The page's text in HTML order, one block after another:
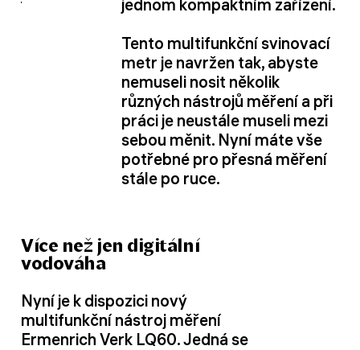
jednom kompaktním zařízení.
Tento multifunkční svinovací
metr je navržen tak, abyste
nemuseli nosit několik
různých nástrojů měření a při
práci je neustále museli mezi
sebou měnit. Nyní máte vše
potřebné pro přesná měření
stále po ruce.
Více než jen digitální
vodováha
Nyní je k dispozici nový
multifunkční nástroj měření
Ermenrich Verk LQ60. Jedná se